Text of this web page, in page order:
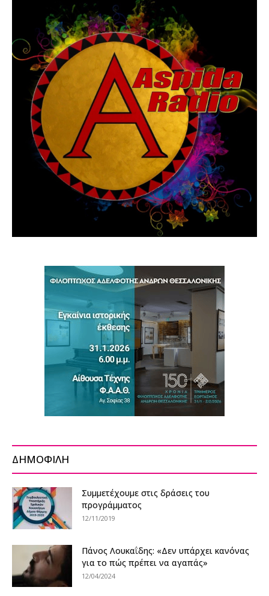
ΔΗΜΟΦΙΛΗ
Συμμετέχουμε στις δράσεις του
προγράμματος
12/11/2019
Πάνος Λουκαΐδης: «Δεν υπάρχει κανόνας
για το πώς πρέπει να αγαπάς»
12/04/2024